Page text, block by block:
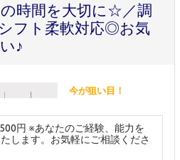
時間を大切に☆／調
フト柔軟対応◎お気
♪
今が狙い目！
円 ※あなたのご経験、能力を
します。お気軽にご相談くださ